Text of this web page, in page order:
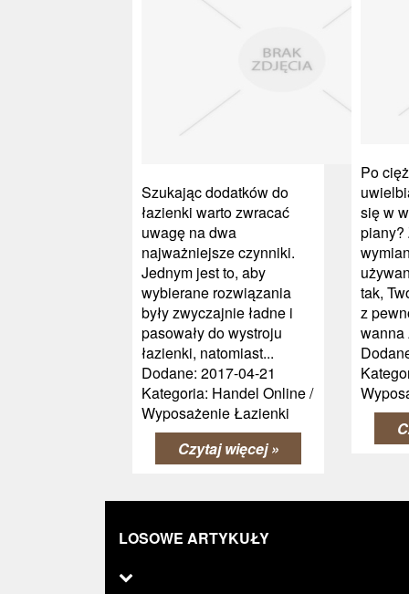
Szukając dodatków do
łazienki warto zwracać
uwagę na dwa
najważniejsze czynniki.
Jednym jest to, aby
wybierane rozwiązania
były zwyczajnie ładne i
pasowały do wystroju
łazienki, natomiast...
Dodane: 2017-04-21
Kategoria: Handel Online /
Wyposażenie Łazienki
Czytaj więcej »
Po
się w
piany?
tak,
z
wanna
LOSOWE ARTYKUŁY